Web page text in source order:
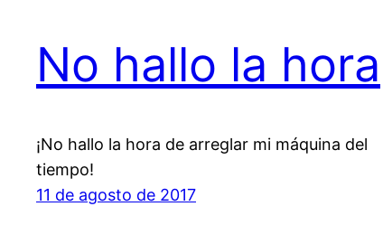
No hallo la hora
¡No hallo la hora de arreglar mi máquina del
tiempo!
11 de agosto de 2017